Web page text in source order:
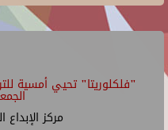
"فلكلوريتا" تحيي أمسية
مركز